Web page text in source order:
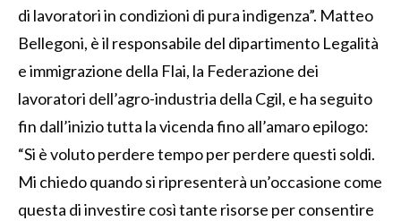
di lavoratori in condizioni di pura indigenza”. Matteo
Bellegoni, è il responsabile del dipartimento Legalità
e immigrazione della Flai, la Federazione dei
lavoratori dell’agro-industria della Cgil, e ha seguito
fin dall’inizio tutta la vicenda fino all’amaro epilogo:
“Si è voluto perdere tempo per perdere questi soldi.
Mi chiedo quando si ripresenterà un’occasione come
questa di investire così tante risorse per consentire